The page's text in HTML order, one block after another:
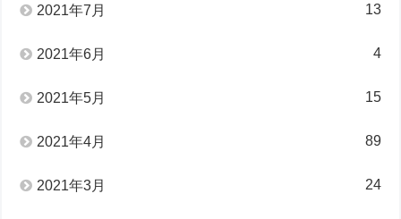
2021年7月 13
2021年6月 4
2021年5月 15
2021年4月 89
2021年3月 24